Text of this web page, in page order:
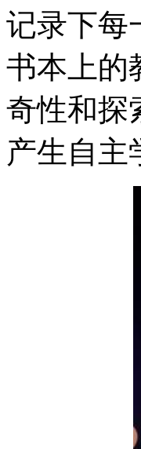
记录下每
书本上的
奇性和探
产生自主